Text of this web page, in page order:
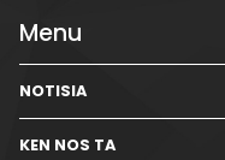
Menu
NOTISIA
KEN NOS TA